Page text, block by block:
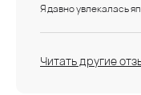
Я давно увлекалась
Читать другие